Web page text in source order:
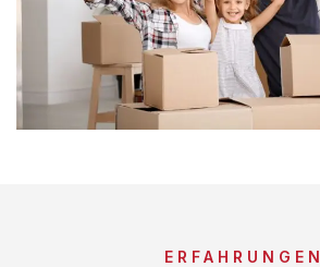
ERFAHRUNGEN